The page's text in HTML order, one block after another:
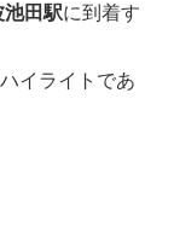
池田駅に到着す
イライトであ